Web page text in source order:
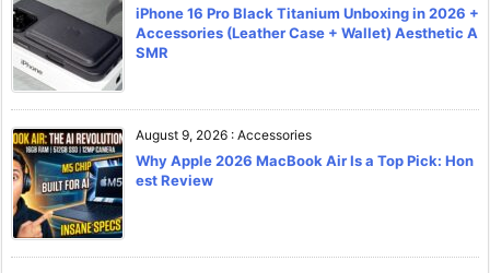
iPhone 16 Pro Black Titanium Unboxing in 2026 +
Accessories (Leather Case + Wallet) Aesthetic A
SMR
August 9, 2026 : Accessories
Why Apple 2026 MacBook Air Is a Top Pick: Hon
est Review